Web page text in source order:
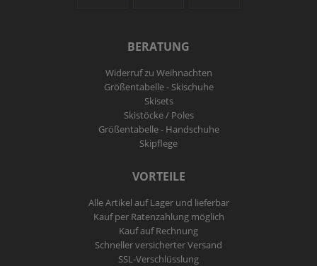
BERATUNG
Widerruf zu Weihnachten
Größentabelle - Skischuhe
Skisets
Skistöcke / Poles
Größentabelle - Handschuhe
Skipflege
VORTEILE
Alle Artikel auf Lager und lieferbar
Kauf per Ratenzahlung möglich
Kauf auf Rechnung
Schneller versicherter Versand
SSL-Verschlüsslung